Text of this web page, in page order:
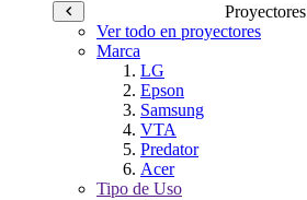
Proyectores
Ver todo en proyectores
Marca
LG
Epson
Samsung
VTA
Predator
Acer
Tipo de Uso